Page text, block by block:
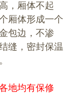
，厢体不起
厢体形成一个
包边，不渗
缝，密封保温
地均有保修